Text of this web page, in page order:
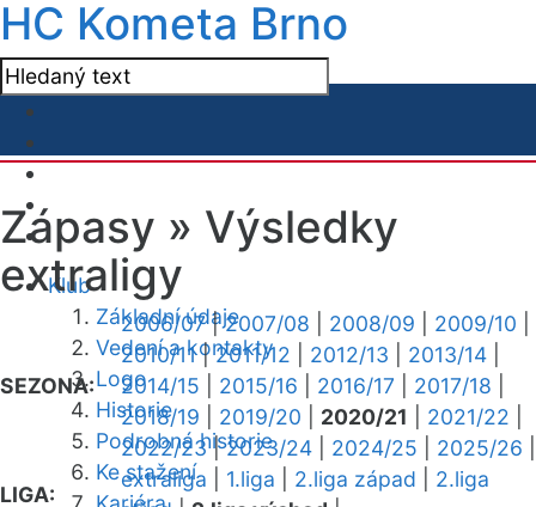
HC Kometa Brno
Klub
Základní údaje
Vedení a kontakty
Logo
Historie
Podrobná historie
Ke stažení
Zápasy » Výsledky
extraligy
SEZONA:
2006/07|2007/08 2008/09 2009/10
2010/11|2011/12 2012/13 2013/14
2014/15
2015/16 2016/17 2017/18
2018/19
2019/20 2020/21 2021/22
2022/23|2023/24 2024/25 2025/26
LIGA:
extraliga 1.liga 2.liga západ
2.liga